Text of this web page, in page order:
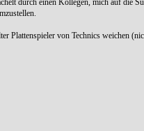
durch einen Kollegen, mich auf die
Plattenspieler von Technics weichen